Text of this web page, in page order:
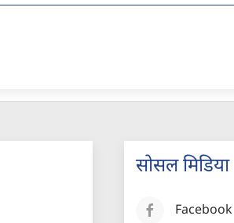
सोसल मिडिया
Facebook